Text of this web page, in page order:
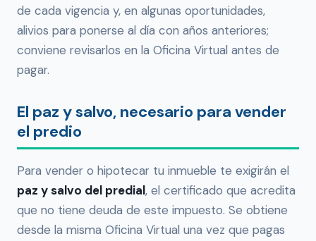
de cada vigencia y, en algunas oportunidades,
alivios para ponerse al día con años anteriores;
conviene revisarlos en la Oficina Virtual antes de
pagar.
El paz y salvo, necesario para vender
el predio
Para vender o hipotecar tu inmueble te exigirán el
paz y salvo del predial, el certificado que acredita
que no tiene deuda de este impuesto. Se obtiene
desde la misma Oficina Virtual una vez que pagas